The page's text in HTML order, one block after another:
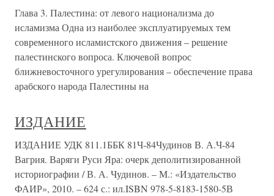
Глава 3. Палестина: от левого национализма до
исламизма Одна из наиболее эксплуатируемых тем
современного исламистского движения – решение
палестинского вопроса. Ключевой вопрос
ближневосточного урегулирования – обеспечение права
арабского народа Палестины на
ИЗДАНИЕ
ИЗДАНИЕ УДК 811.1ББК 81Ч-84Чудинов В. А.Ч-84
Вагрия. Варяги Руси Яра: очерк деполитизированной
историографии / В. А. Чудинов. – М.: «Издательство
ФАИР», 2010. – 624 с.: ил.ISBN 978-5-8183-1580-5В